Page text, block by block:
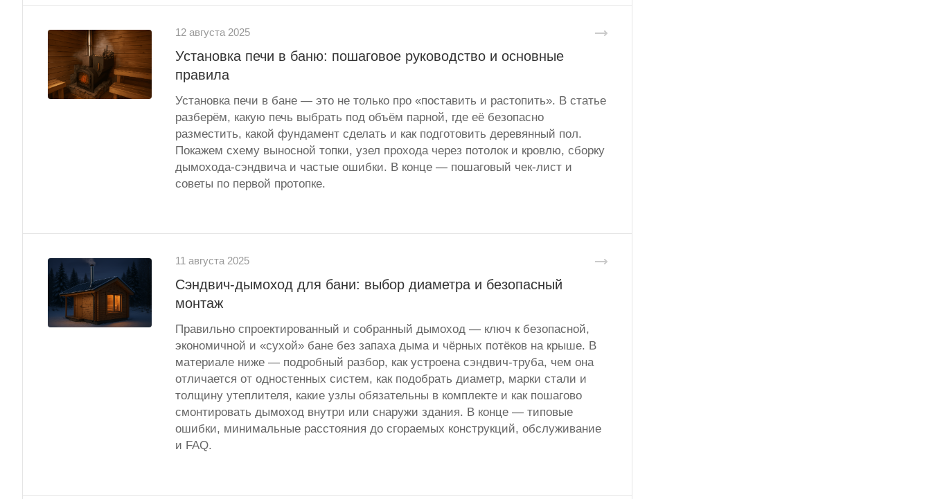
12 августа 2025
Установка печи в баню: пошаговое руководство и основные
правила
Установка печи в бане — это не только про «поставить и растопить». В статье
разберём, какую печь выбрать под объём парной, где её безопасно
разместить, какой фундамент сделать и как подготовить деревянный пол.
Покажем схему выносной топки, узел прохода через потолок и кровлю, сборку
дымохода-сэндвича и частые ошибки. В конце — пошаговый чек-лист и
советы по первой протопке.
11 августа 2025
Сэндвич-дымоход для бани: выбор диаметра и безопасный
монтаж
Правильно спроектированный и собранный дымоход — ключ к безопасной,
экономичной и «сухой» бане без запаха дыма и чёрных потёков на крыше. В
материале ниже — подробный разбор, как устроена сэндвич-труба, чем она
отличается от одностенных систем, как подобрать диаметр, марки стали и
толщину утеплителя, какие узлы обязательны в комплекте и как пошагово
смонтировать дымоход внутри или снаружи здания. В конце — типовые
ошибки, минимальные расстояния до сгораемых конструкций, обслуживание
и FAQ.